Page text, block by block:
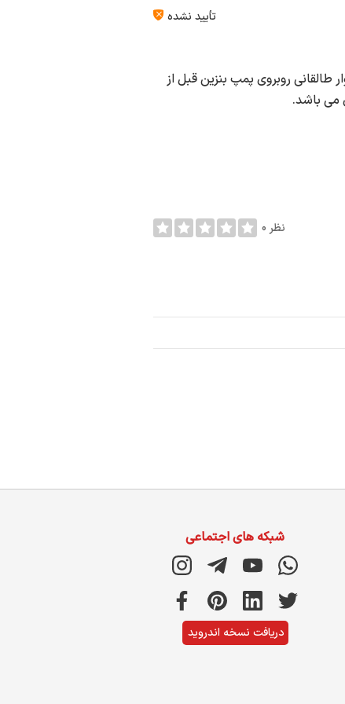
تأیید نشده
روبروی پمپ بنزین قبل از
0 نظر
شبکه های اجتماعی
دریافت نسخه اندروید